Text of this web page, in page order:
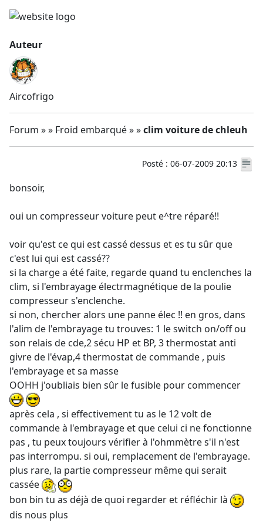
Auteur
Aircofrigo
Forum » » Froid embarqué » »clim voiture de chleuh
Posté : 06-07-2009 20:13
bonsoir,
oui un compresseur voiture peut e^tre réparé!!
voir qu'est ce qui est cassé dessus et es tu sûr que
c'est lui qui est cassé??
si la charge a été faite, regarde quand tu enclenches la
clim, si l'embrayage électrmagnétique de la poulie
compresseur s'enclenche.
si non, chercher alors une panne élec !! en gros, dans
l'alim de l'embrayage tu trouves: 1 le switch on/off ou
son relais de cde,2 sécu HP et BP, 3 thermostat anti
givre de l'évap,4 thermostat de commande , puis
l'embrayage et sa masse
OOHH j'oubliais bien sûr le fusible pour commencer
après cela , si effectivement tu as le 12 volt de
commande à l'embrayage et que celui ci ne fonctionne
pas , tu peux toujours vérifier à l'ohmmètre s'il n'est
pas interrompu. si oui, remplacement de l'embrayage.
plus rare, la partie compresseur même qui serait
cassée
bon bin tu as déjà de quoi regarder et réfléchir là
dis nous plus